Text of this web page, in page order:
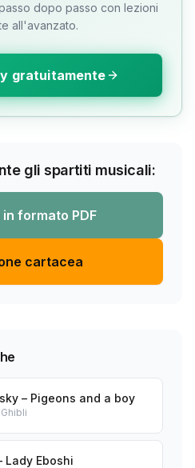
dopo passo con lezioni
all'avanzato.
gratuitamente
gli spartiti musicali:
formato PDF
cartacea
– Pigeons and a boy
Lady Eboshi